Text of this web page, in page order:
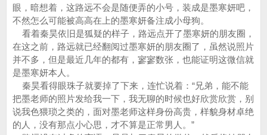
眼，暗想着，这路远不会是随便弄的小号，装成是墨寒妍吧，
不然怎么可能被高高在上的墨寒妍备注成小母狗。
看着秦昊依旧是狐疑的样子，路远点开了墨寒妍的朋友圈，
在这之前，路远就已经翻阅过墨寒妍的朋友圈了，虽然说照片
并不多，但是最近几年的都有，寥寥数张，也能证明这微信就
是墨寒妍本人。
秦昊看得眼珠子就要掉了下来，连忙说着：“兄弟，能不能
把墨老师的照片发给我一下，我无聊的时候也好欣赏欣赏，别
说我色猥琐之类的，面对墨老师这样身份高贵，样貌身材卓绝
的人，没有那点小心思，才不算是正常男人。”